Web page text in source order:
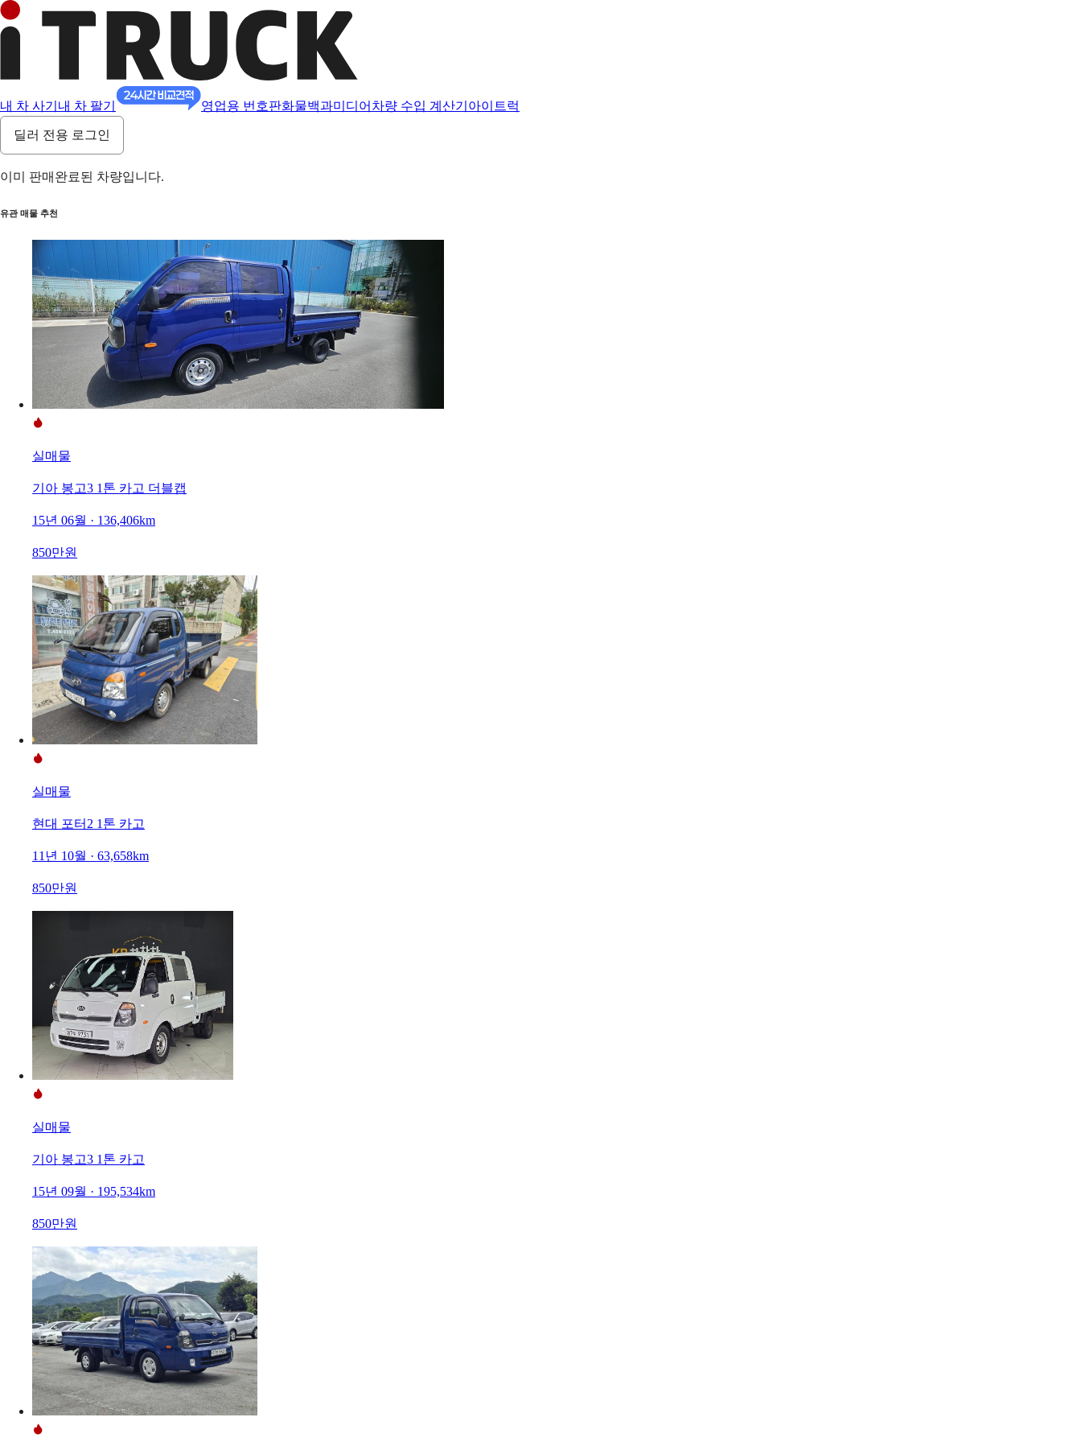
내 차 사기 내 차 팔기 영업용 번호판화물백과미디어 차량 수입 계산기 아이트럭
딜러 전용 로그인
이미 판매완료된 차량입니다.
유관 매물 추천
실매물
기아 봉고3 1톤 카고 더블캡
15년 06월 · 136,406km
850만원
실매물
현대 포터2 1톤 카고
11년 10월 · 63,658km
850만원
실매물
기아 봉고3 1톤 카고
15년 09월 · 195,534km
850만원